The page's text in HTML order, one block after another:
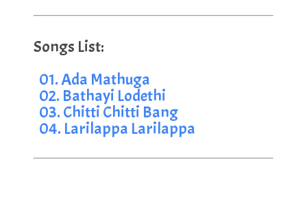
01. Ada Mathuga
02. Bathayi Lodethi
03. Chitti Chitti Bang
04. Larilappa Larilappa